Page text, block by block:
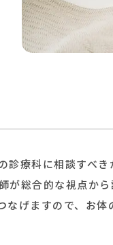
診療科に相談すべ
総合的な視点か
げますので、お